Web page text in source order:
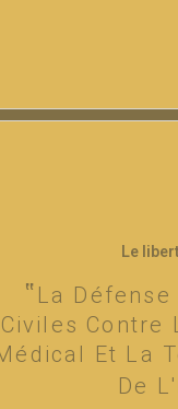
Le
La
Civiles Contre
Et La
De